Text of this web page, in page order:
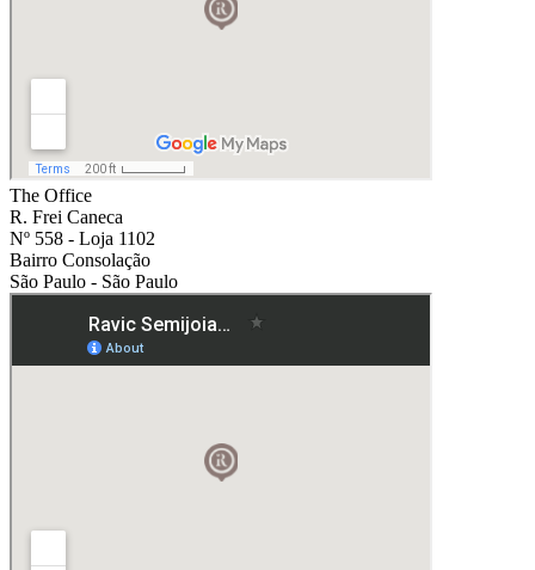
The Office
R. Frei Caneca
Nº 558 - Loja 1102
Bairro Consolação
São Paulo - São Paulo